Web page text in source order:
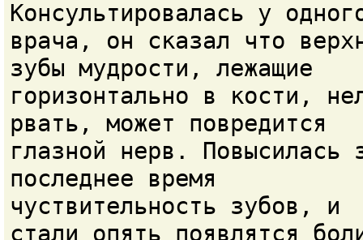
Консультировалась у
врача, он сказал что
зубы мудрости, лежащие
горизонтально в кости,
рвать, может повредится
глазной нерв. Повысилась
последнее время
чуствительность зубов, и
стали опять появлятся